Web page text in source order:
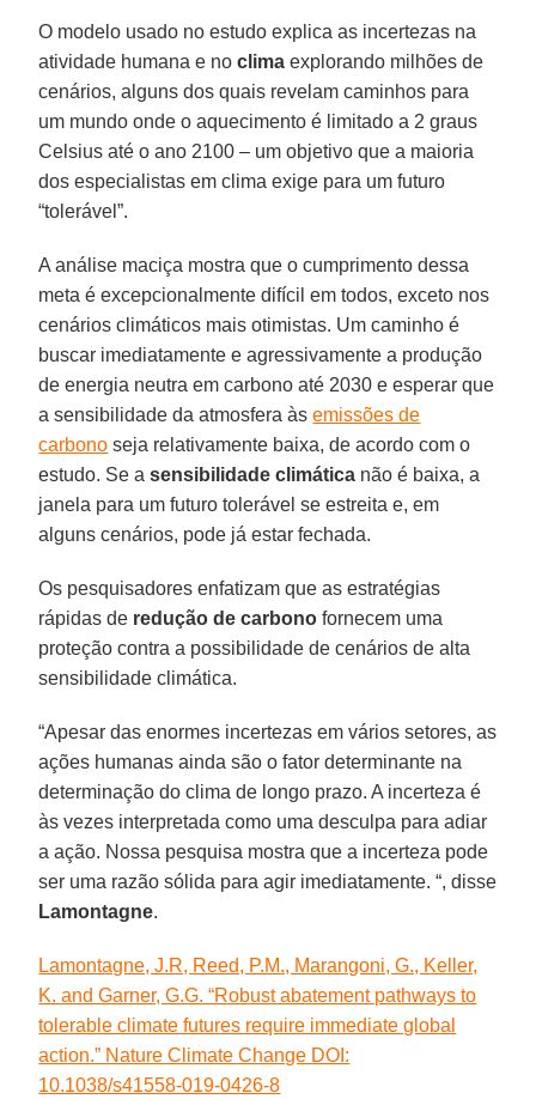
O modelo usado no estudo explica as incertezas na
atividade humana e noclima explorando milhões de
cenários, alguns dos quais revelam caminhos para
um mundo onde o aquecimento é limitado a 2 graus
Celsius até o ano 2100 – um objetivo que a maioria
dos especialistas em clima exige para um futuro
“tolerável”.
A análise maciça mostra que o cumprimento dessa
meta é excepcionalmente difícil em todos, exceto nos
cenários climáticos mais otimistas. Um caminho é
buscar imediatamente e agressivamente a produção
de energia neutra em carbono até 2030 e esperar que
a sensibilidade da atmosfera àsemissões de
carbono seja relativamente baixa, de acordo com o
estudo. Se asensibilidade climática não é baixa, a
janela para um futuro tolerável se estreita e, em
alguns cenários, pode já estar fechada.
Os pesquisadores enfatizam que as estratégias
rápidas de redução de carbono fornecem uma
proteção contra a possibilidade de cenários de alta
sensibilidade climática.
“Apesar das enormes incertezas em vários setores, as
ações humanas ainda são o fator determinante na
determinação do clima de longo prazo. A incerteza é
às vezes interpretada como uma desculpa para adiar
a ação. Nossa pesquisa mostra que a incerteza pode
ser uma razão sólida para agir imediatamente. “, disse
Lamontagne.
Lamontagne, J.R, Reed, P.M., Marangoni, G., Keller,
K. and Garner, G.G. “Robust abatement pathways to
tolerable climate futures require immediate global
action.” Nature Climate Change DOI:
10.1038/s41558-019-0426-8